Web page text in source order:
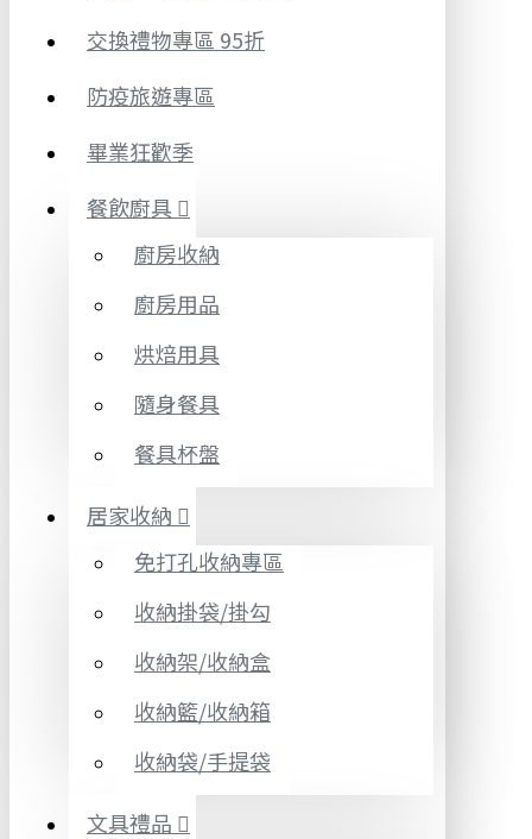
交換禮物專區 95折
防疫旅遊專區
畢業狂歡季
餐飲廚具
廚房收納
廚房用品
烘焙用具
隨身餐具
餐具杯盤
居家收納
免打孔收納專區
收納掛袋/掛勾
收納架/收納盒
收納籃/收納箱
收納袋/手提袋
文具禮品